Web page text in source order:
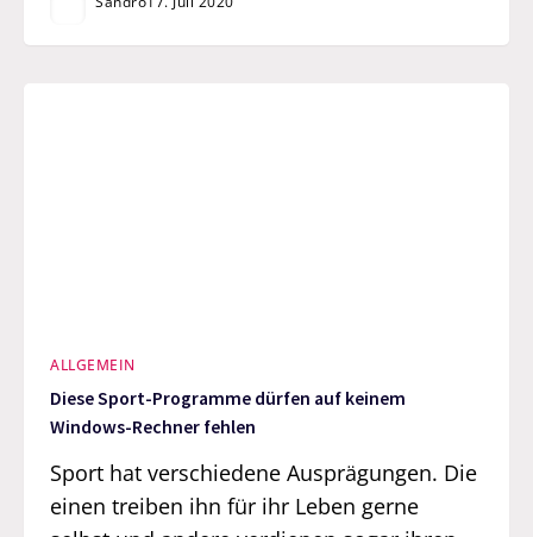
ALLGEMEIN
Diese Sport-Programme dürfen auf keinem
Windows-Rechner fehlen
Sport hat verschiedene Ausprägungen. Die
einen treiben ihn für ihr Leben gerne